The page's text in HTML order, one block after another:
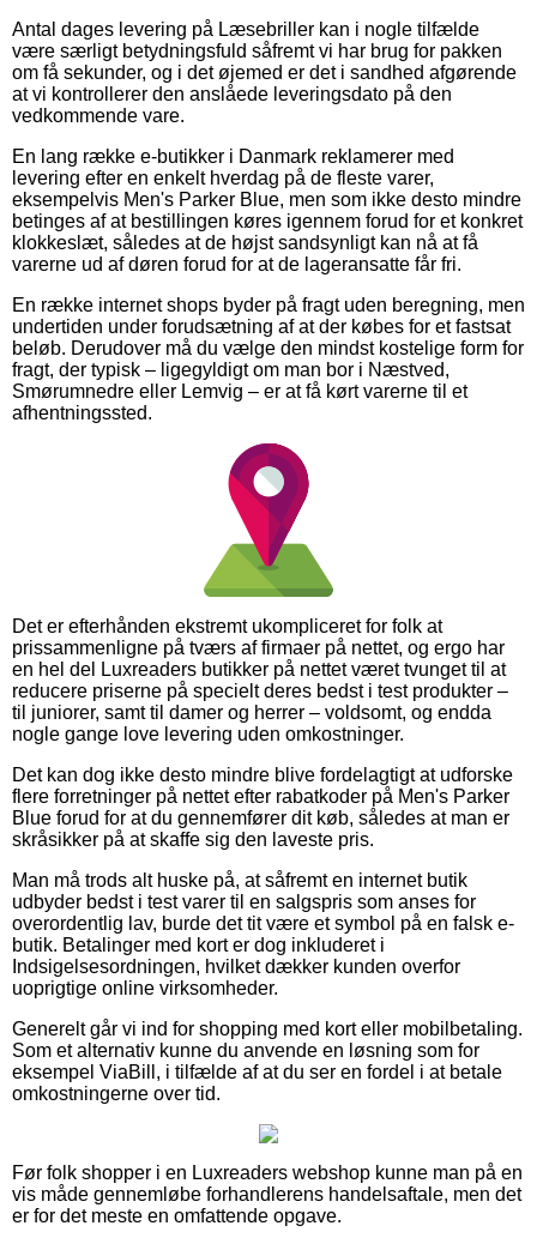
Antal dages levering på Læsebriller kan i nogle tilfælde
være særligt betydningsfuld såfremt vi har brug for pakken
om få sekunder, og i det øjemed er det i sandhed afgørende
at vi kontrollerer den anslåede leveringsdato på den
vedkommende vare.
En lang række e-butikker i Danmark reklamerer med
levering efter en enkelt hverdag på de fleste varer,
eksempelvis Men's Parker Blue, men som ikke desto mindre
betinges af at bestillingen køres igennem forud for et konkret
klokkeslæt, således at de højst sandsynligt kan nå at få
varerne ud af døren forud for at de lageransatte får fri.
En række internet shops byder på fragt uden beregning, men
undertiden under forudsætning af at der købes for et fastsat
beløb. Derudover må du vælge den mindst kostelige form for
fragt, der typisk – ligegyldigt om man bor i Næstved,
Smørumnedre eller Lemvig – er at få kørt varerne til et
afhentningssted.
Det er efterhånden ekstremt ukompliceret for folk at
prissammenligne på tværs af firmaer på nettet, og ergo har
en hel del Luxreaders butikker på nettet været tvunget til at
reducere priserne på specielt deres bedst i test produkter –
til juniorer, samt til damer og herrer – voldsomt, og endda
nogle gange love levering uden omkostninger.
Det kan dog ikke desto mindre blive fordelagtigt at udforske
flere forretninger på nettet efter rabatkoder på Men's Parker
Blue forud for at du gennemfører dit køb, således at man er
skråsikker på at skaffe sig den laveste pris.
Man må trods alt huske på, at såfremt en internet butik
udbyder bedst i test varer til en salgspris som anses for
overordentlig lav, burde det tit være et symbol på en falsk e-
butik. Betalinger med kort er dog inkluderet i
Indsigelsesordningen, hvilket dækker kunden overfor
uoprigtige online virksomheder.
Generelt går vi ind for shopping med kort eller mobilbetaling.
Som et alternativ kunne du anvende en løsning som for
eksempel ViaBill, i tilfælde af at du ser en fordel i at betale
omkostningerne over tid.
Før folk shopper i en Luxreaders webshop kunne man på en
vis måde gennemløbe forhandlerens handelsaftale, men det
er for det meste en omfattende opgave.